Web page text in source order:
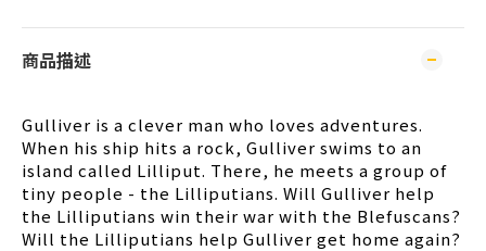
商品描述
Gulliver is a clever man who loves adventures.
When his ship hits a rock, Gulliver swims to an
island called Lilliput. There, he meets a group of
tiny people - the Lilliputians. Will Gulliver help
the Lilliputians win their war with the Blefuscans?
Will the Lilliputians help Gulliver get home again?